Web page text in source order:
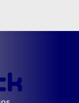
!
ใช้ได้